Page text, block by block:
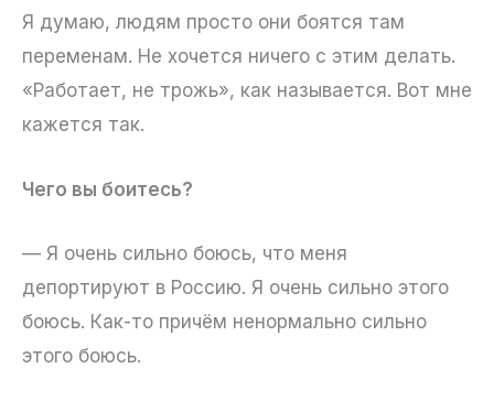
Я думаю, людям просто они боятся там
переменам. Не хочется ничего с этим делать.
«Работает, не трожь», как называется. Вот мне
кажется так.
Чего вы боитесь?
— Я очень сильно боюсь, что меня
депортируют в Россию. Я очень сильно этого
боюсь. Как-то причём ненормально сильно
этого боюсь.